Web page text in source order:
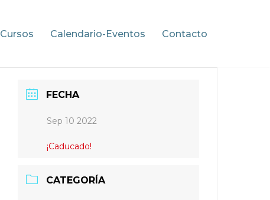
Cursos Calendario-Eventos Contacto
FECHA
Sep 10 2022
¡Caducado!
CATEGORÍA